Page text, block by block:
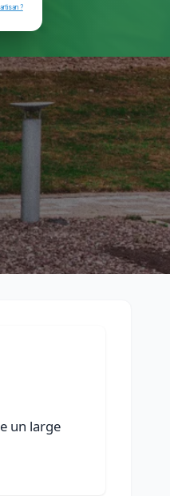
liste des métiers
- Service proposé par ViteUnDevis.com-
un large